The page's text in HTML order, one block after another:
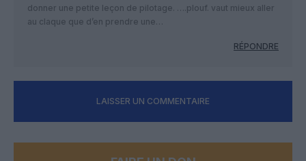
donner une petite leçon de pilotage. ….plouf. vaut mieux aller
au claque que d’en prendre une…
RÉPONDRE
LAISSER UN COMMENTAIRE